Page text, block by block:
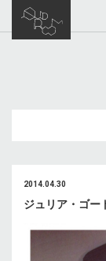
2014.04.30
ジュリア・ゴー